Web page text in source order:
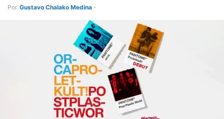
Por Gustavo Chalako Medina -